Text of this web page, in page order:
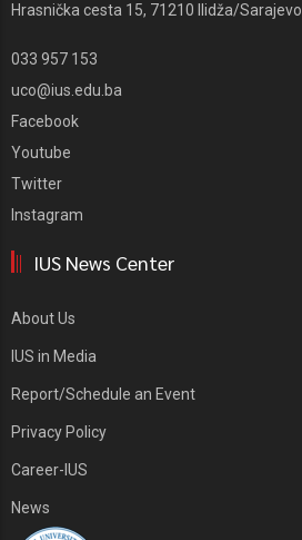
Hrasnička cesta 15, 71210 Ilidža/Sarajevo
033 957 153
uco@ius.edu.ba
Facebook
Youtube
Twitter
Instagram
IUS News Center
About Us
IUS in Media
Report/Schedule an Event
Privacy Policy
Career-IUS
News